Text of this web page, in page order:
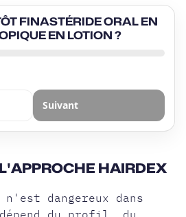
FINASTÉRIDE ORAL EN
EN LOTION ?
Suivant
HAIRDEX
n'est dangereux dans